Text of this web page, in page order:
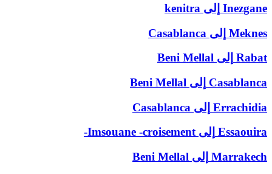
Inezgane إلى kenitra
Meknes إلى Casablanca
Rabat إلى Beni Mellal
Casablanca إلى Beni Mellal
Errachidia إلى Casablanca
Essaouira إلى Imsouane -croisement-
Marrakech إلى Beni Mellal